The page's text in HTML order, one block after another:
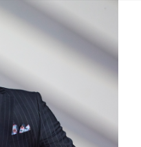
I Teget pruga, Zelena
4XL/60